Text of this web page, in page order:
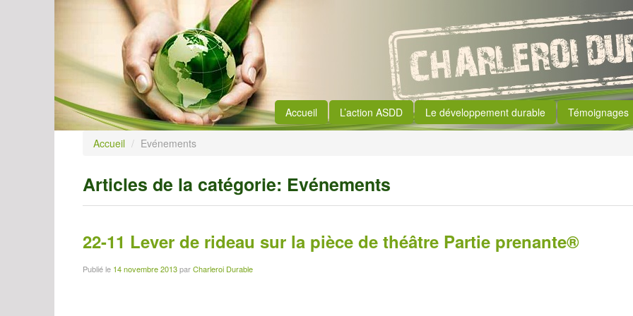
Accueil L’action ASDD Le développement durable Témoignages
Accueil / Evénements
Articles de la catégorie: Evénements
22-11 Lever de rideau sur la pièce de théâtre Partie prenante®
Publié le 14 novembre 2013parCharleroi Durable